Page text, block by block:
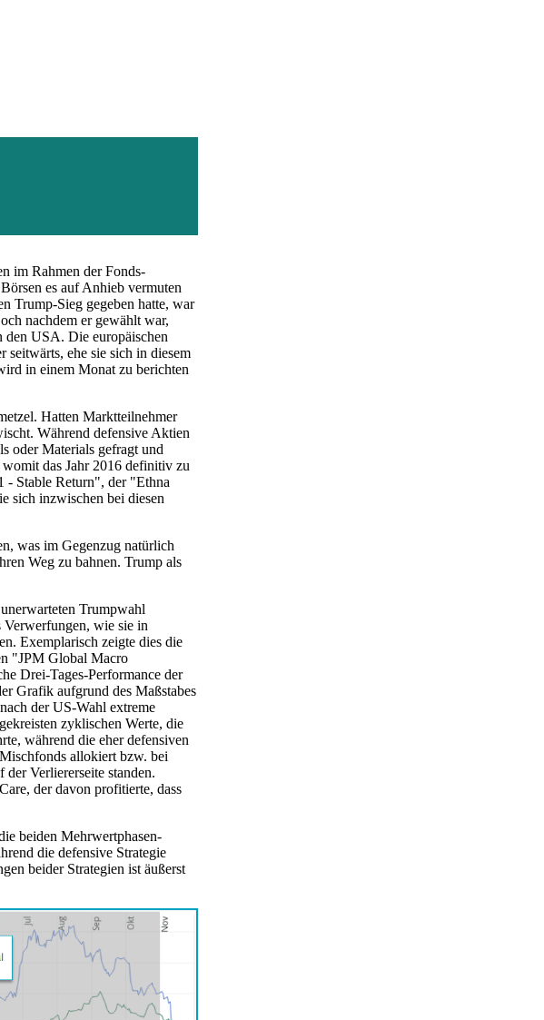
des Eintritts eines
- einzig die erneut
im Rahmen der Fonds-
es auf Anhieb vermuten
Trump-Sieg gegeben hatte, war
nachdem er gewählt war,
den USA. Die europäischen
seitwärts, ehe sie sich in diesem
in einem Monat zu berichten
Hatten Marktteilnehmer
Während defensive Aktien
oder Materials gefragt und
das Jahr 2016 definitiv zu
- Stable Return", der "Ethna
sich inzwischen bei diesen
was im Gegenzug natürlich
Weg zu bahnen. Trump als
Trumpwahl
Verwerfungen, wie sie in
Exemplarisch zeigte dies die
"JPM Global Macro
Drei-Tages-Performance der
Grafik aufgrund des Maßstabes
der US-Wahl extreme
zyklischen Werte, die
während die eher defensiven
allokiert bzw. bei
Verliererseite standen.
der davon profitierte, dass
beiden Mehrwertphasen-
die defensive Strategie
beider Strategien ist äußerst